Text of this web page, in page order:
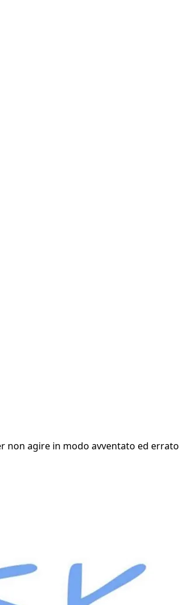
non agire in modo avventato ed errato